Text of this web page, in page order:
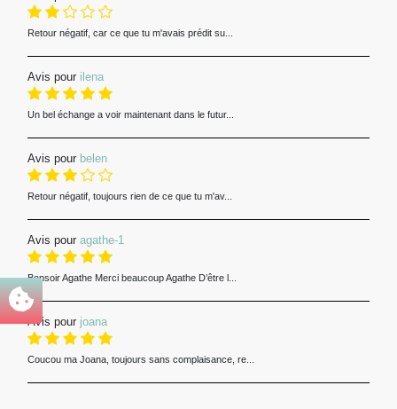
Retour négatif, car ce que tu m'avais prédit su...
Avis pour ilena
Un bel échange a voir maintenant dans le futur...
Avis pour belen
Retour négatif, toujours rien de ce que tu m'av...
Avis pour agathe-1
Bonsoir Agathe Merci beaucoup Agathe D’être l...
Avis pour joana
Coucou ma Joana, toujours sans complaisance, re...